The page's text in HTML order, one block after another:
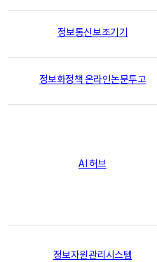
정보통신보조기기
정보화정책 온라인논문투고
AI 허브
정보자원관리시스템